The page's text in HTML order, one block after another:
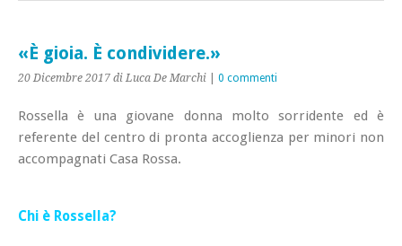
«È gioia. È condividere.»
20 Dicembre 2017 di Luca De Marchi 0 commenti
Rossella è una giovane donna molto sorridente ed è
referente del centro di pronta accoglienza per minori non
accompagnati Casa Rossa.
Chi è Rossella?